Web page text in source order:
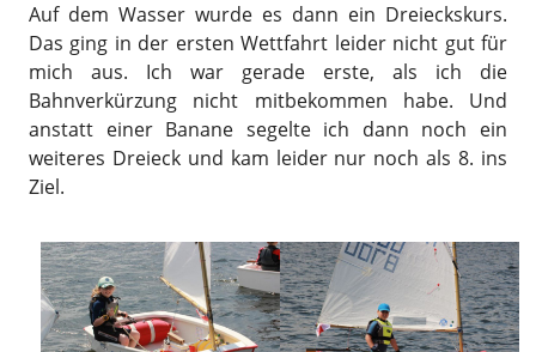
Auf dem Wasser wurde es dann ein Dreieckskurs.
Das ging in der ersten Wettfahrt leider nicht gut für
mich aus. Ich war gerade erste, als ich die
Bahnverkürzung nicht mitbekommen habe. Und
anstatt einer Banane segelte ich dann noch ein
weiteres Dreieck und kam leider nur noch als 8. ins
Ziel.